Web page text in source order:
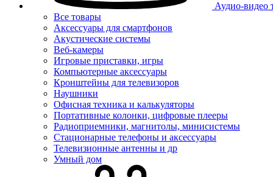
Аудио-видео
Все товары
Аксессуары для смартфонов
Акустические системы
Веб-камеры
Игровые приставки, игры
Компьютерные аксессуары
Кронштейны для телевизоров
Наушники
Офисная техника и калькуляторы
Портативные колонки, цифровые плееры
Радиоприемники, магнитолы, минисистемы
Стационарные телефоны и аксессуары
Телевизионные антенны и др
Умный дом